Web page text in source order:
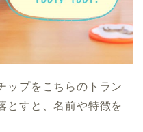
ップをこちらのトラン
とすと、名前や特徴を